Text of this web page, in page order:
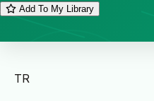
Add To My Library
TR